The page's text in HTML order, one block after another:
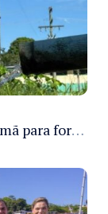
Cosama inicia força-tarefa em Anamã para fortalecer abastecimento de água e segurança hídrica da população